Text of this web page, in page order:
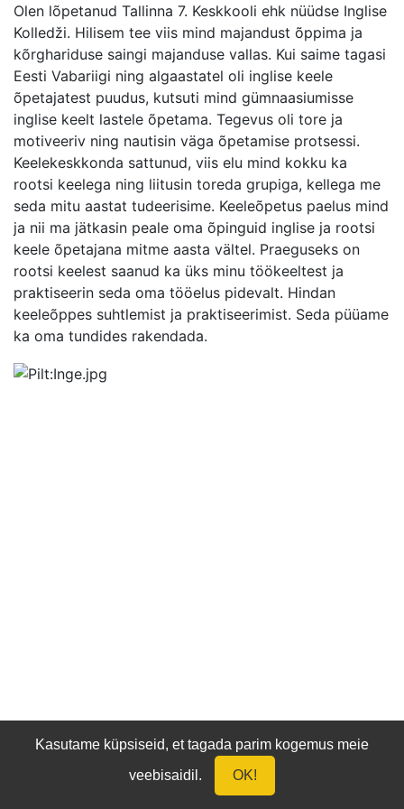
Kasutame küpsiseid, et tagada parim kogemus meie
veebisaidil.
OK!
Olen lõpetanud Tallinna 7. Keskkooli ehk nüüdse Inglise
Kolledži. Hilisem tee viis mind majandust õppima ja
kõrghariduse saingi majanduse vallas. Kui saime tagasi
Eesti Vabariigi ning algaastatel oli inglise keele
õpetajatest puudus, kutsuti mind gümnaasiumisse
inglise keelt lastele õpetama. Tegevus oli tore ja
motiveeriv ning nautisin väga õpetamise protsessi.
Keelekeskkonda sattunud, viis elu mind kokku ka
rootsi keelega ning liitusin toreda grupiga, kellega me
seda mitu aastat tudeerisime. Keeleõpetus paelus mind
ja nii ma jätkasin peale oma õpinguid inglise ja rootsi
keele õpetajana mitme aasta vältel. Praeguseks on
rootsi keelest saanud ka üks minu töökeeltest ja
praktiseerin seda oma tööelus pidevalt. Hindan
keeleõppes suhtlemist ja praktiseerimist. Seda püüame
ka oma tundides rakendada.